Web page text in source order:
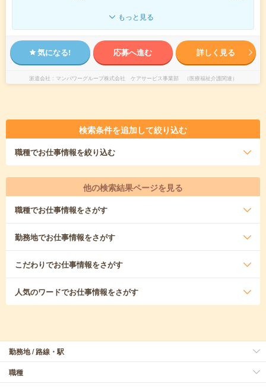
もっと見る
気になる! 応募へ進む 詳しく見る
派遣会社 マンパワーグループ株式会社 ケアサービス事業部 （医療福祉介護関連）
検索条件を追加して絞り込む
職種でお仕事情報を絞り込む
他の検索結果ページを見る
職種でお仕事情報をさがす
勤務地でお仕事情報をさがす
こだわりでお仕事情報をさがす
人気のワードでお仕事情報をさがす
勤務地 / 路線・駅
職種